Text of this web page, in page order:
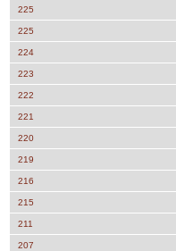
225
225
224
223
222
221
220
219
216
215
211
207